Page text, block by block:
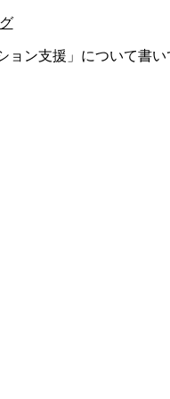
ョン支援」について書